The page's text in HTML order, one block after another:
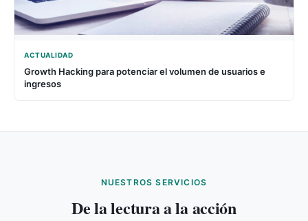
ACTUALIDAD
Growth Hacking para potenciar el volumen de usuarios e
ingresos
NUESTROS SERVICIOS
De la lectura a la acción